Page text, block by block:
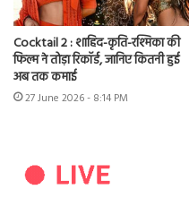
Cocktail 2 : शाहिद-कृति-रश्मिका की
फिल्म ने तोड़ा रिकॉर्ड, जानिए कितनी हुई
अब तक कमाई
27 June 2026 - 8:14 PM